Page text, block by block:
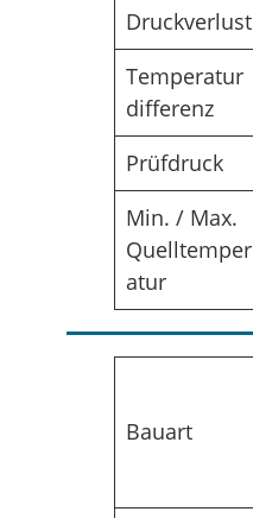
Druckverlust
Temperatur
differenz
Prüfdruck
Min. / Max.
Quelltemper
atur
Bauart